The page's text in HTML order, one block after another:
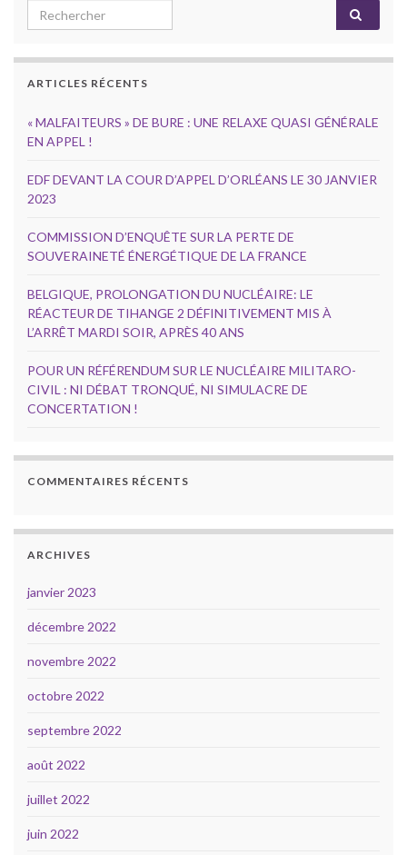
Search for:
ARTICLES RÉCENTS
« MALFAITEURS » DE BURE : UNE RELAXE QUASI GÉNÉRALE
EN APPEL !
EDF DEVANT LA COUR D’APPEL D’ORLÉANS LE 30 JANVIER
2023
COMMISSION D’ENQUÊTE SUR LA PERTE DE
SOUVERAINETÉ ÉNERGÉTIQUE DE LA FRANCE
BELGIQUE, PROLONGATION DU NUCLÉAIRE: LE
RÉACTEUR DE TIHANGE 2 DÉFINITIVEMENT MIS À
L’ARRÊT MARDI SOIR, APRÈS 40 ANS
POUR UN RÉFÉRENDUM SUR LE NUCLÉAIRE MILITARO-
CIVIL : NI DÉBAT TRONQUÉ, NI SIMULACRE DE
CONCERTATION !
COMMENTAIRES RÉCENTS
ARCHIVES
janvier 2023
décembre 2022
novembre 2022
octobre 2022
septembre 2022
août 2022
juillet 2022
juin 2022